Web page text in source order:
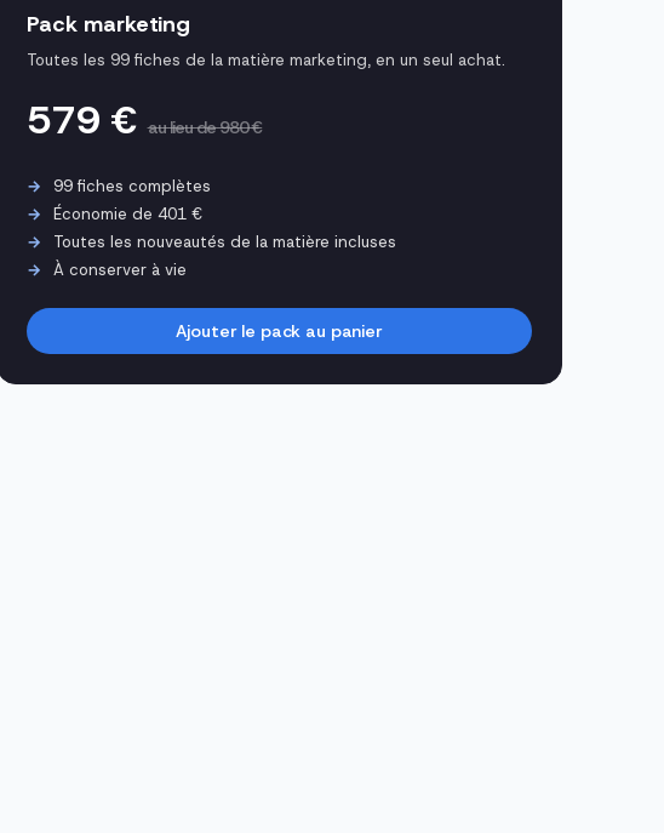
Pack marketing
Toutes les 99 fiches de la matière marketing, en un seul achat.
579 €au lieu de 980 €
99 fiches complètes
Économie de 401 €
Toutes les nouveautés de la matière incluses
À conserver à vie
Ajouter le pack au panier